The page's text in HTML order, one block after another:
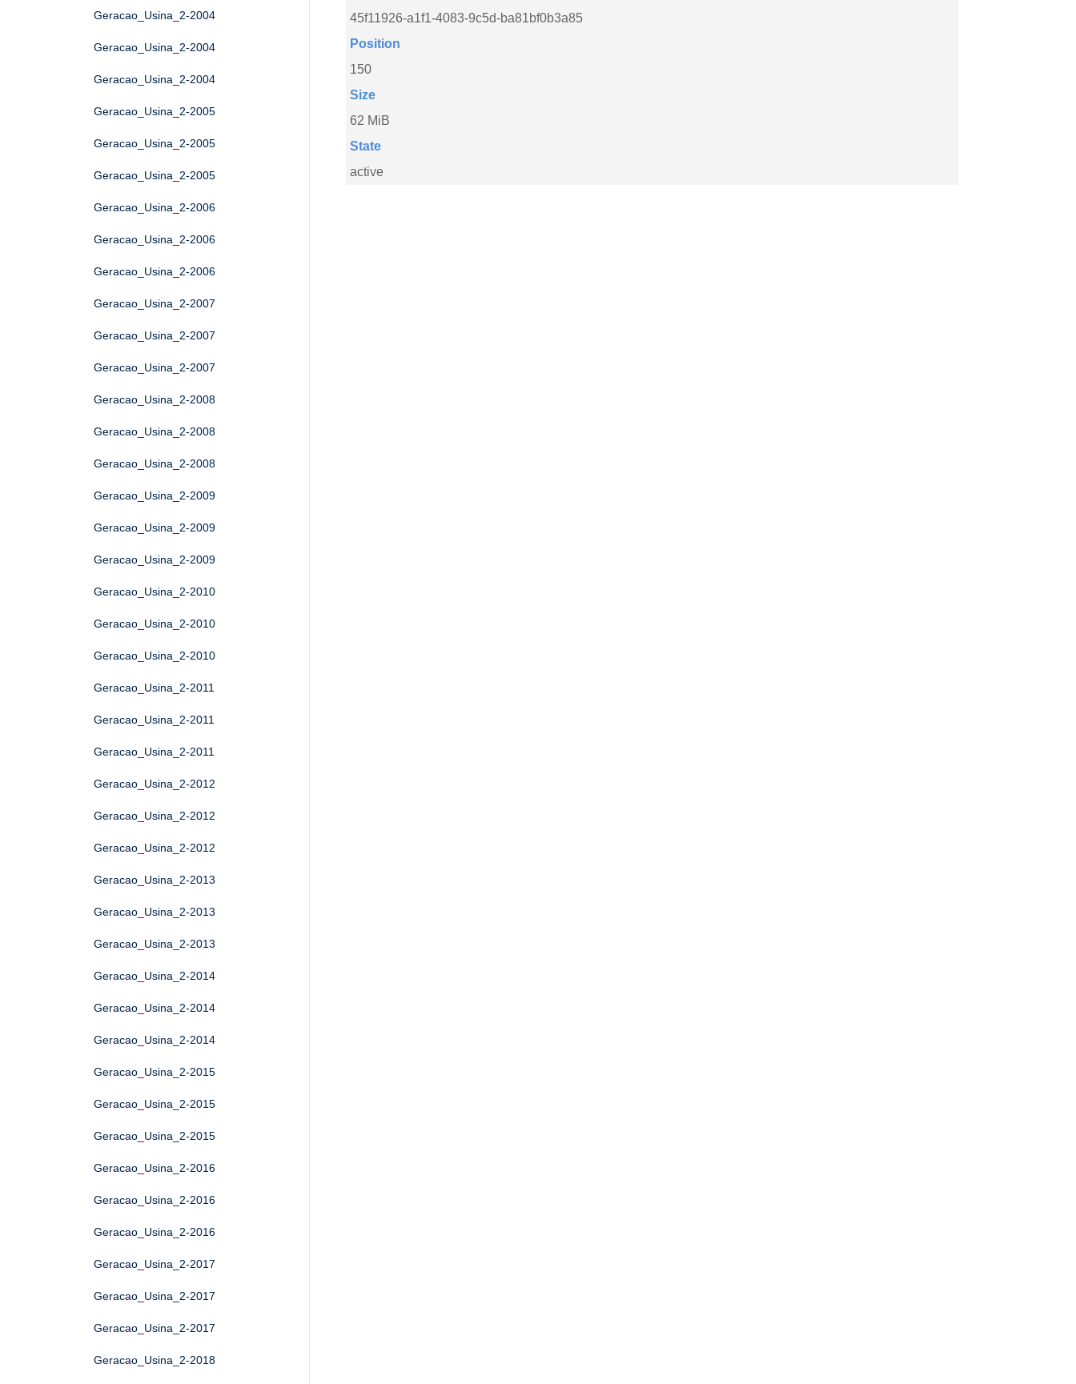
Geracao_Usina_2-2004
Geracao_Usina_2-2004
Geracao_Usina_2-2004
Geracao_Usina_2-2005
Geracao_Usina_2-2005
Geracao_Usina_2-2005
Geracao_Usina_2-2006
Geracao_Usina_2-2006
Geracao_Usina_2-2006
Geracao_Usina_2-2007
Geracao_Usina_2-2007
Geracao_Usina_2-2007
Geracao_Usina_2-2008
Geracao_Usina_2-2008
Geracao_Usina_2-2008
Geracao_Usina_2-2009
Geracao_Usina_2-2009
Geracao_Usina_2-2009
Geracao_Usina_2-2010
Geracao_Usina_2-2010
Geracao_Usina_2-2010
Geracao_Usina_2-2011
Geracao_Usina_2-2011
Geracao_Usina_2-2011
Geracao_Usina_2-2012
Geracao_Usina_2-2012
Geracao_Usina_2-2012
Geracao_Usina_2-2013
Geracao_Usina_2-2013
Geracao_Usina_2-2013
Geracao_Usina_2-2014
Geracao_Usina_2-2014
Geracao_Usina_2-2014
Geracao_Usina_2-2015
Geracao_Usina_2-2015
Geracao_Usina_2-2015
Geracao_Usina_2-2016
Geracao_Usina_2-2016
Geracao_Usina_2-2016
Geracao_Usina_2-2017
Geracao_Usina_2-2017
Geracao_Usina_2-2017
Geracao_Usina_2-2018
45f11926-a1f1-4083-9c5d-ba81bf0b3a85
Position
150
Size
62 MiB
State
active